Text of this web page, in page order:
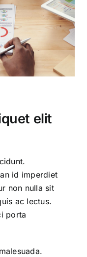
elit
id imperdiet
non nulla sit
ac lectus.
porta